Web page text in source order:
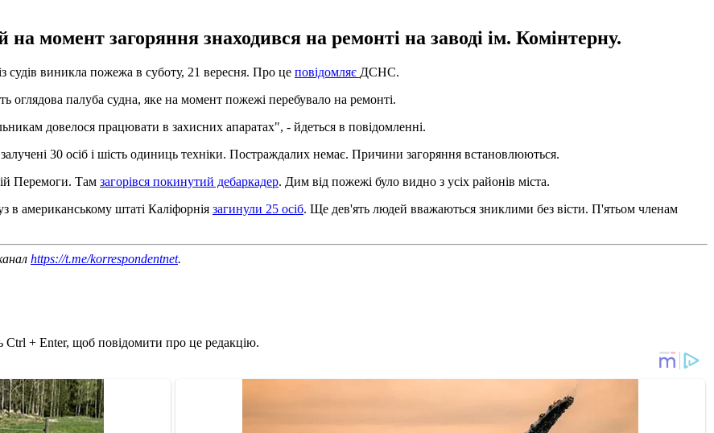
на момент загоряння знаходився на ремонті на заводі ім. Комінтерну.
судів виникла пожежа в суботу, 21 вересня. Про це повідомляє ДСНС.
оглядова палуба судна, яке на момент пожежі перебувало на ремонті.
довелося працювати в захисних апаратах", - йдеться в повідомленні.
30 осіб і шість одиниць техніки. Постраждалих немає. Причини загоряння встановлюються.
Перемоги. Там загорівся покинутий дебаркадер. Дим від пожежі було видно з усіх районів міста.
в американському штаті Каліфорнія загинули 25 осіб. Ще дев'ять людей вважаються зниклими без вісти. П'ятьом членам
https://t.me/korrespondentnet.
Ctrl + Enter, щоб повідомити про це редакцію.